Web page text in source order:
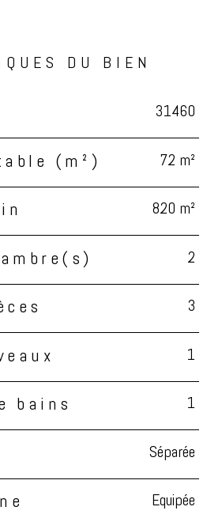
DU BIEN
31460
(m²) 72 m²
820 m²
2
3
1
bains 1
Séparée
Equipée